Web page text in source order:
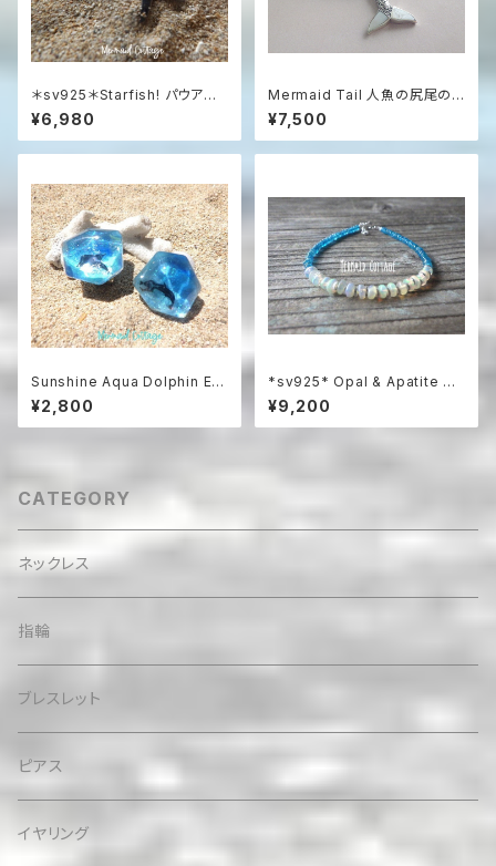
＊sv925＊Starfish! パウアシ
ェル＆シルバー925 スターフィッ
シュ 天然石ネックレス
¥6,980
Mermaid Tail 人魚の尻尾の
革紐ハワイアンネックレス マザ
ーオブパール＆シルバー925
¥7,500
Sunshine Aqua Dolphin Ear
rings（蝶バネクリップタイプ）
¥2,800
*sv925* Opal & Apatite Oc
ean プレシャスオパールとアパ
タイトの総天然石ブレスレット
¥9,200
CATEGORY
ネックレス
指輪
ブレスレット
ピアス
イヤリング